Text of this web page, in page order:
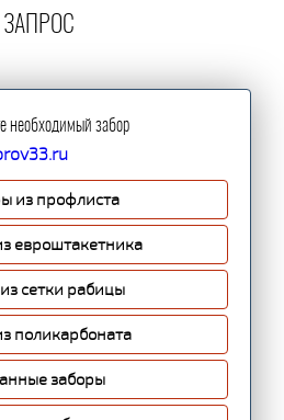
ЗАПРОС
необходимый забор
из профлиста
евроштакетника
сетки рабицы
поликарбоната
заборы